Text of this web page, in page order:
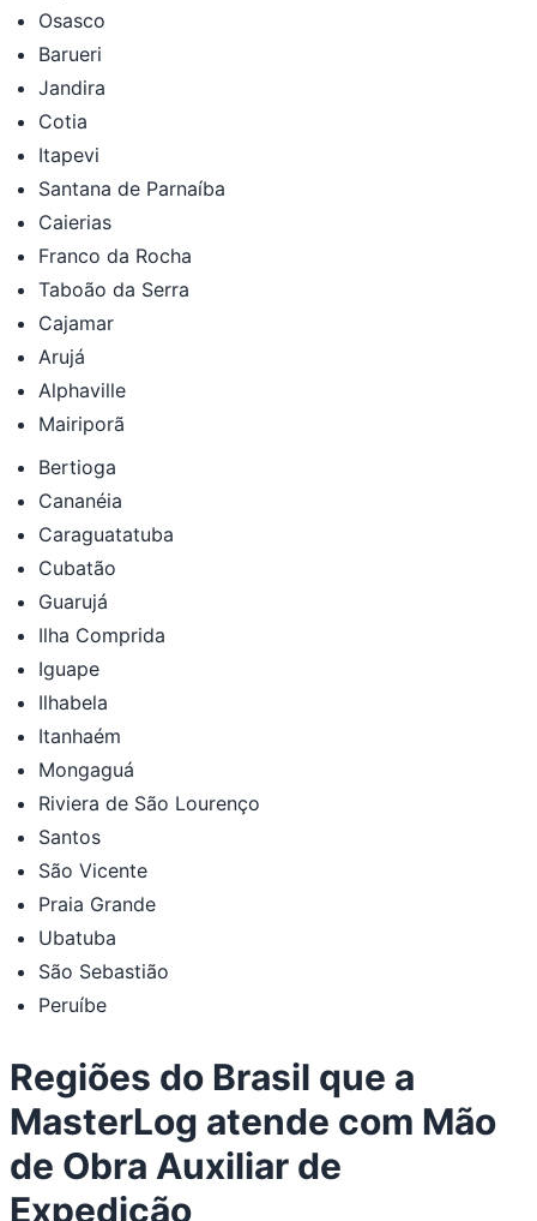
Osasco
Barueri
Jandira
Cotia
Itapevi
Santana de Parnaíba
Caierias
Franco da Rocha
Taboão da Serra
Cajamar
Arujá
Alphaville
Mairiporã
Bertioga
Cananéia
Caraguatatuba
Cubatão
Guarujá
Ilha Comprida
Iguape
Ilhabela
Itanhaém
Mongaguá
Riviera de São Lourenço
Santos
São Vicente
Praia Grande
Ubatuba
São Sebastião
Peruíbe
Regiões do Brasil que a
MasterLog atende com Mão
de Obra Auxiliar de
Expedição